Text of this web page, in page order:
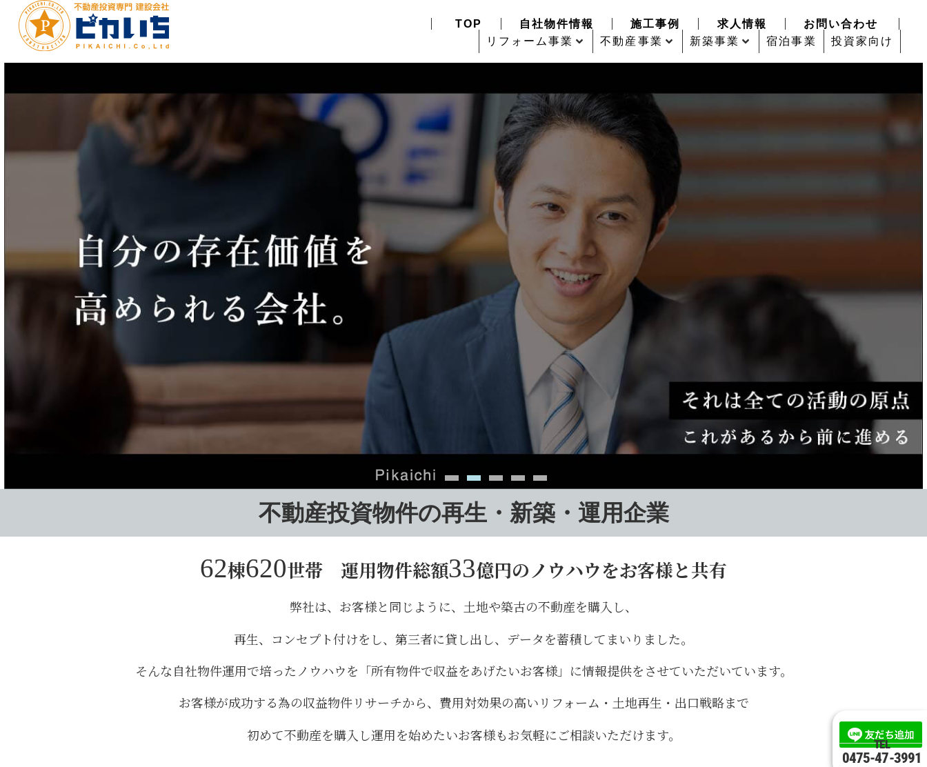
TOP 自社物件情報 施工事例 求人情報
お問い合わせ
リフォーム事業
不動産事業 新築事業 宿泊事業 投資家向け
TEL
0475-47-3991
不動産投資物件の再生・新築・運用企業
62棟620世帯 運用物件総額33億円のノウハウをお客様と共有
弊社は、お客様と同じように、土地や築古の不動産を購入し、
再生、コンセプト付けをし、第三者に貸し出し、データを蓄積してまいりました。
そんな自社物件運用で培ったノウハウを「所有物件で収益をあげたいお客様」に情報提供をさせていただいています。
お客様が成功する為の収益物件リサーチから、費用対効果の高いリフォーム・土地再生・出口戦略まで
初めて不動産を購入し運用を始めたいお客様もお気軽にご相談いただけます。